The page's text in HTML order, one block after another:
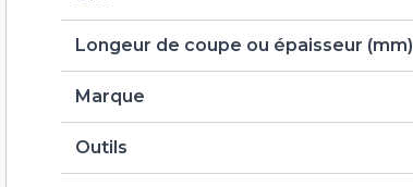
Longeur de coupe ou épaisseur (mm)
Marque
Outils